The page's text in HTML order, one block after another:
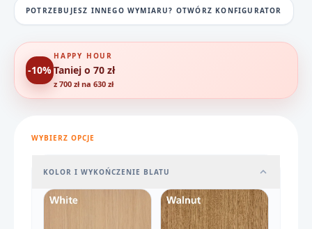
POTRZEBUJESZ INNEGO WYMIARU? OTWÓRZ KONFIGURATOR
-10%
HAPPY HOUR
Taniej o 70 zł
z 700 zł na 630 zł
WYBIERZ OPCJE
KOLOR I WYKOŃCZENIE BLATU